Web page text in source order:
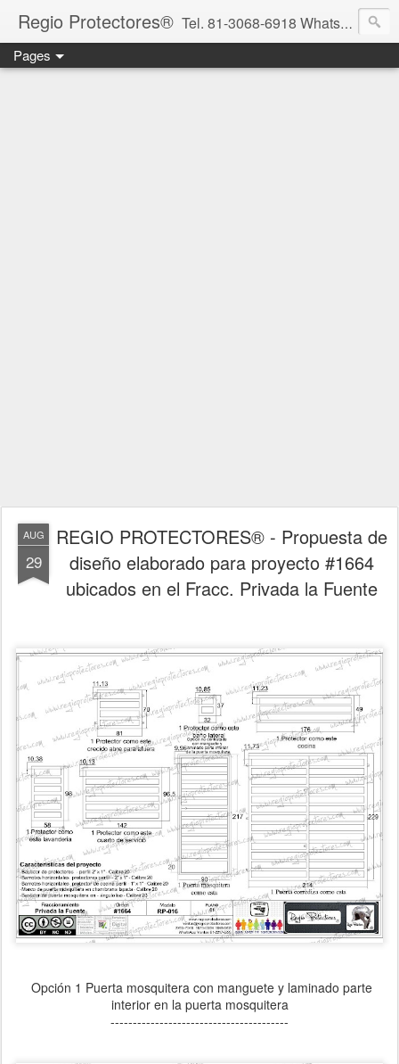
Regio Protectores® Tel. 81-3068-6918 WhatsApp 81-2636-2823 / 33-1145-3780 cotizacionregioprotectores@gmail.com / regioprotectores@gmail.com https://www.facebook.com/RegioProtectores/
Pages
AUG
29
REGIO PROTECTORES® - Propuesta de
diseño elaborado para proyecto #1664
ubicados en el Fracc. Privada la Fuente
Opción 1 Puerta mosquitera con manguete y laminado parte
interior en la puerta mosquitera
----------------------------------------